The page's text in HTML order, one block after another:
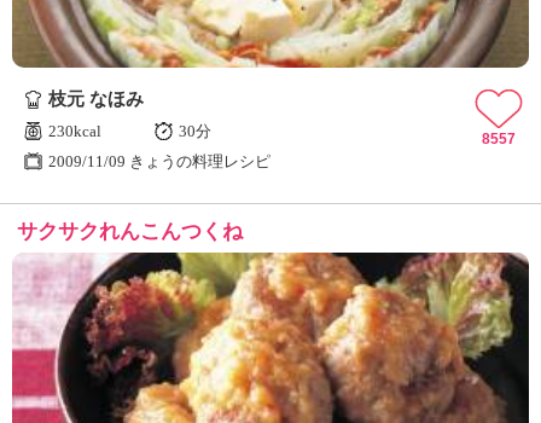
枝元 なほみ
230kcal
30分
2009/11/09 きょうの料理レシピ
8557
サクサクれんこんつくね